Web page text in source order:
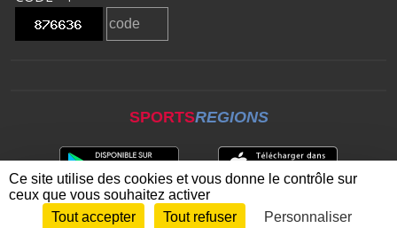
SPORTSREGIONS
Envie de participer ? CONNEXION
Ce site utilise des cookies et vous donne le contrôle sur
ceux que vous souhaitez activer
Tout accepter
Tout refuser Personnaliser